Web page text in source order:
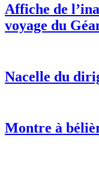
Affiche de
voyage du
Nacelle du
Montre à